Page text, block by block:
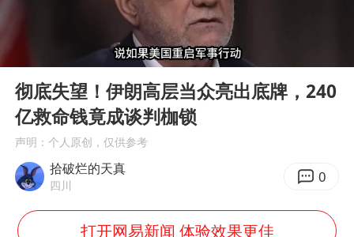
国乒男单横滨冠军赛全军覆没
秋天的第一杯奶茶到底有多火
东航：国内客票提前14天免费退改
美股存储板块集体大跌
广东雷州通报特教老师招聘违规事件
百花奖开幕式
Play
彻底失望！伊朗高层当众亮出底牌，240
亿救命钱竟成谈判枷锁
声明：个人原创，仅供参考
拾破烂的天真
四川 0
打开网易新闻 体验效果更佳